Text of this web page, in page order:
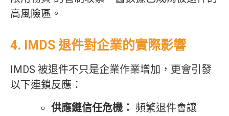
高風險區。
4. IMDS 退件對企業的實際影響
IMDS 被退件不只是企業作業增加，更會引發
以下連鎖反應：
供應鏈信任危機： 頻繁退件會讓